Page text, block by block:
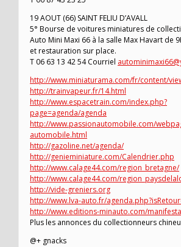
19 AOUT (66) SAINT FELIU D’AVALL
5° Bourse de voitures miniatures de
Auto Mini Maxi 66 à la salle Max Havart de
et restauration sur place.
T 06 63 13 42 54 Courriel
http://www.miniaturama.com/fr/content/
http://trainvapeur.fr/14.html
http://www.espacetrain.com/index.php?
page=agenda/agenda
http://www.passionautomobile.com/
automobile.html
http://gazoline.net/agenda/
http://genieminiature.com/Calendrier.php
http://www.calage44.com/region_bretagne/
http://www.calage44.com/
http://vide-greniers.org
http://www.lva-auto.fr/
http://www.editions-minauto.com/
Plus les annonces du collectionneurs
@+ gnacks